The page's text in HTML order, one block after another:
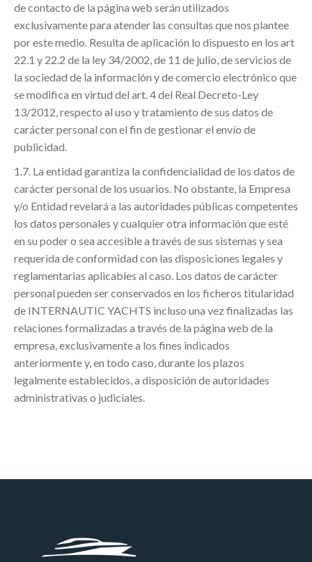
de contacto de la página web serán utilizados
exclusivamente para atender las consultas que nos plantee
por este medio. Resulta de aplicación lo dispuesto en los art
22.1 y 22.2 de la ley 34/2002, de 11 de julio, de servicios de
la sociedad de la información y de comercio electrónico que
se modifica en virtud del art. 4 del Real Decreto-Ley
13/2012, respecto al uso y tratamiento de sus datos de
carácter personal con el fin de gestionar el envío de
publicidad.
1.7. La entidad garantiza la confidencialidad de los datos de
carácter personal de los usuarios. No obstante, la Empresa
y/o Entidad revelará a las autoridades públicas competentes
los datos personales y cualquier otra información que esté
en su poder o sea accesible a través de sus sistemas y sea
requerida de conformidad con las disposiciones legales y
reglamentarias aplicables al caso. Los datos de carácter
personal pueden ser conservados en los ficheros titularidad
de INTERNAUTIC YACHTS incluso una vez finalizadas las
relaciones formalizadas a través de la página web de la
empresa, exclusivamente a los fines indicados
anteriormente y, en todo caso, durante los plazos
legalmente establecidos, a disposición de autoridades
administrativas o judiciales.